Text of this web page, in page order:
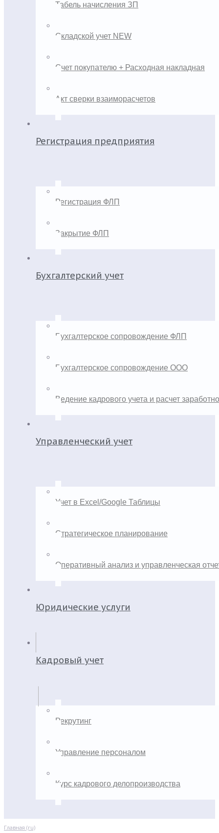
Табель начисления ЗП
Складской учет NEW
Счет покупателю + Расходная накладная
Акт сверки взаиморасчетов
Регистрация предприятия
Регистрация ФЛП
Закрытие ФЛП
Бухгалтерский учет
Бухгалтерское сопровождение ФЛП
Бухгалтерское сопровождение ООО
Ведение кадрового учета и расчет
Управленческий учет
Учет в Excel/Google Таблицы
Стратегическое планирование
Оперативный анализ и управленческая
Юридические услуги
Кадровый учет
Рекрутинг
Управление персоналом
Курс кадрового делопроизводства
Главная (ru)